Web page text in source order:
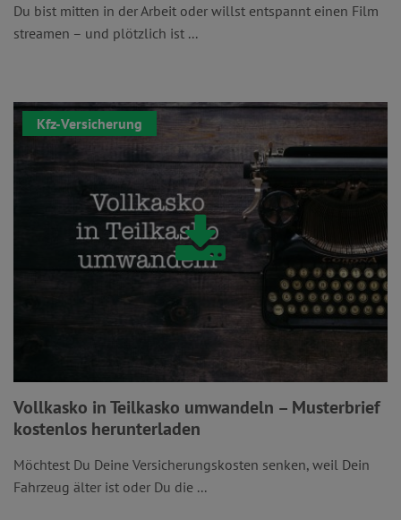
Du bist mitten in der Arbeit oder willst entspannt einen Film
streamen – und plötzlich ist ...
Kfz-Versicherung
Vollkasko in Teilkasko umwandeln – Musterbrief
kostenlos herunterladen
Möchtest Du Deine Versicherungskosten senken, weil Dein
Fahrzeug älter ist oder Du die ...